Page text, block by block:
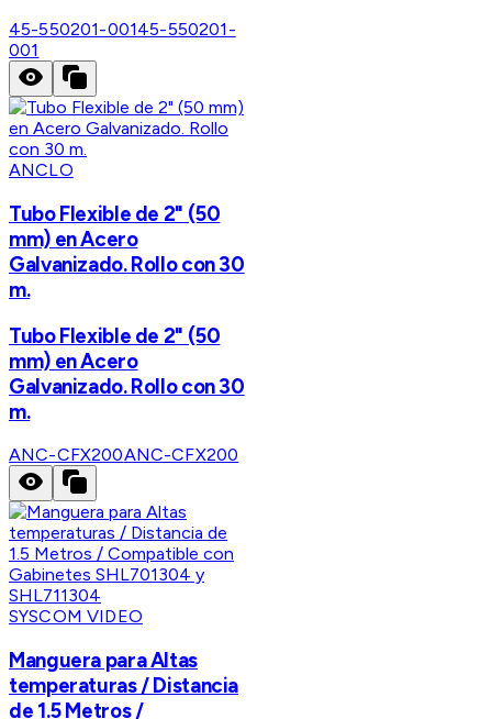
45-550201-00145-550201-
001
ANCLO
Tubo Flexible de 2" (50
mm) en Acero
Galvanizado. Rollo con 30
m.
Tubo Flexible de 2" (50
mm) en Acero
Galvanizado. Rollo con 30
m.
ANC-CFX200ANC-CFX200
SYSCOM VIDEO
Manguera para Altas
temperaturas / Distancia
de 1.5 Metros /